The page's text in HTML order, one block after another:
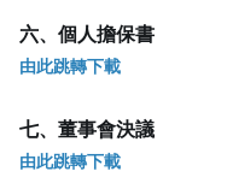
六、個人擔保書
由此跳轉下載
七、董事會決議
由此跳轉下載